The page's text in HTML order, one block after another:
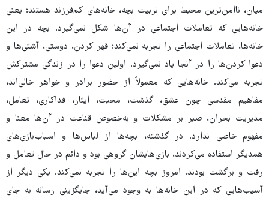
میان، ناامن‌ترین محیط برای تربیت بچه، خانه‌های کم‌فرزند هستند؛ یعنی
خانه‌هایی که تعاملات اجتماعی در آن‌ها شکل نمی‌گیرد. بچه در این
خانه‌ها، تعاملات اجتماعی را تجربه نمی‌کند؛ قهر کردن، دوستی، آشتی‌ها و
دعوا کردن‌ها را در آنجا یاد نمی‌گیرد. اولین دعوا را در زندگی مشترکش
تجربه می‌کند. خانه‌هایی که معمولاً از حضور برادر و خواهر خالی‌اند،
مفاهیم مقدسی چون عشق، گذشت، محبت، ایثار، فداکاری، تعامل،
مدیریت بحران، صبر بر مشکلات و به‌خصوص قناعت در آن‌ها معنا و
مفهوم خاصی ندارد. در گذشته، بچه‌ها از لباس‌ها و اسباب‌بازی‌های
همدیگر استفاده می‌کردند، بازی‌هایشان گروهی بود و دائم در حال تعامل و
رفت و برگشت بودند. امروز بچه این‌ها را تجربه نمی‌کند. یکی دیگر از
آسیب‌هایی که در این خانه‌ها به وجود می‌آید، جایگزینی رسانه به جای